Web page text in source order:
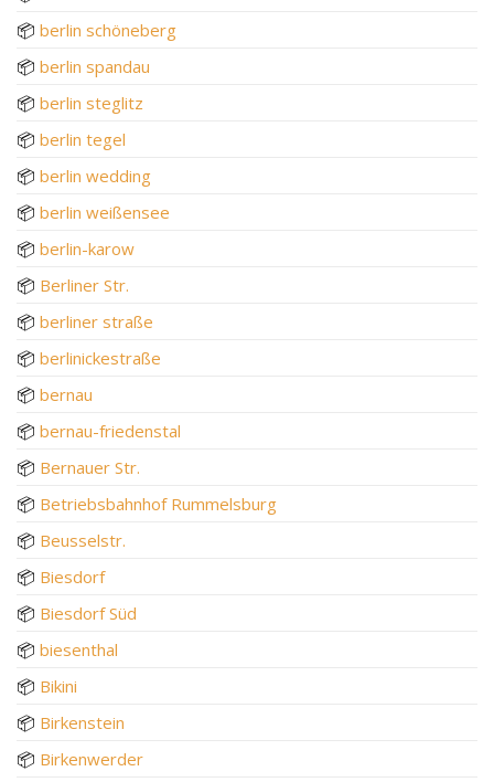
📦 berlin schöneberg
📦 berlin spandau
📦 berlin steglitz
📦 berlin tegel
📦 berlin wedding
📦 berlin weißensee
📦 berlin-karow
📦 Berliner Str.
📦 berliner straße
📦 berlinickestraße
📦 bernau
📦 bernau-friedenstal
📦 Bernauer Str.
📦 Betriebsbahnhof Rummelsburg
📦 Beusselstr.
📦 Biesdorf
📦 Biesdorf Süd
📦 biesenthal
📦 Bikini
📦 Birkenstein
📦 Birkenwerder